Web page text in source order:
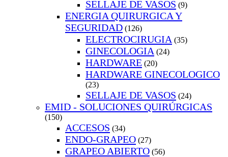
SELLAJE DE VASOS (9)
ENERGIA QUIRURGICA Y
SEGURIDAD (126)
ELECTROCIRUGIA (35)
GINECOLOGIA (24)
HARDWARE (20)
HARDWARE GINECOLOGICO
(23)
SELLAJE DE VASOS (24)
EMID - SOLUCIONES QUIRÚRGICAS
(150)
ACCESOS (34)
ENDO-GRAPEO (27)
GRAPEO ABIERTO (56)